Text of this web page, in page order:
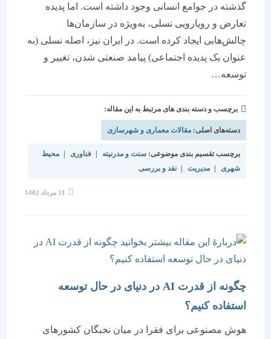
گذشته در جوامع انسانی وجود داشته است. اما پدیده
تعارض و رویارویی نسلی، به‌‌‌ویژه در سازمان‌ها
چالش‌‌‌هایی ایجاد کرده است. در ایران نیز، اصله نسلی (به
عنوان یک پدیده اجتماعی) پیامد صنعتی شدن، تغییر و
توسعه…
برچسب و دسته بندی های مرتبط به این مقاله:
دسته‌های اصلی:مقالات معماری و شهرسازی
برچسب تقسیم بندی موضوعی:سنت و مدرنیته | فناوری | محیط
| مدیریت | نقد و بررسی
چگونه از قدرت AI در دنیای در حال توسعه
استفاده کنیم؟
هوش مصنوعی برای فقرا در میان نخبگان کشورهای